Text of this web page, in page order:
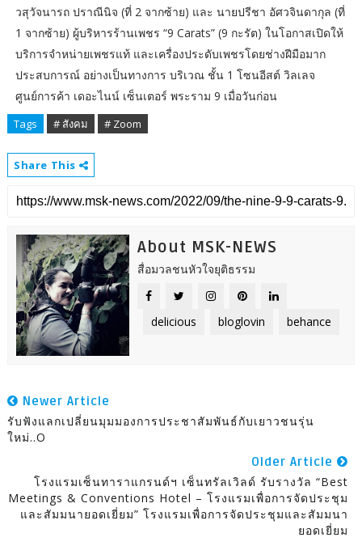
วสุวัจนารถ ปราณีนิจ (ที่ 2 จากซ้าย) และ นายปรีชา อัศวจินดากุล (ที่
1 จากซ้าย) ผู้บริหารร้านเพชร “9 Carats” (9 กะรัต) ในโอกาสเปิดให้
บริการจำหน่ายเพชรแท้ และเครื่องประดับเพชรโดยช่างฝีมือมาก
ประสบการณ์ อย่างเป็นทางการ บริเวณ ชั้น 1 โซนอีสต์ วิลเลจ
ศูนย์การค้า เดอะไนน์ เซ็นเตอร์ พระราม 9 เมื่อวันก่อน
Tags # สังคม # Zoom
Share This
About MSK-NEWS
สื่อมวลชนหัวใจยุติธรรม
delicious bloglovin behance
Newer Article
รับฟังแลกเปลี่ยนมุมมองการประชาสัมพันธ์กับเยาวชนรุ่น
ใหม่..o
Older Article
โรงแรมเซ็นทาราแกรนด์ฯ เซ็นทรัลเวิลด์ รับรางวัล “Best
Meetings & Conventions Hotel – โรงแรมเพื่อการจัดประชุม
และสัมมนายอดเยี่ยม” โรงแรมเพื่อการจัดประชุมและสัมมนา
ยอดเยี่ยม